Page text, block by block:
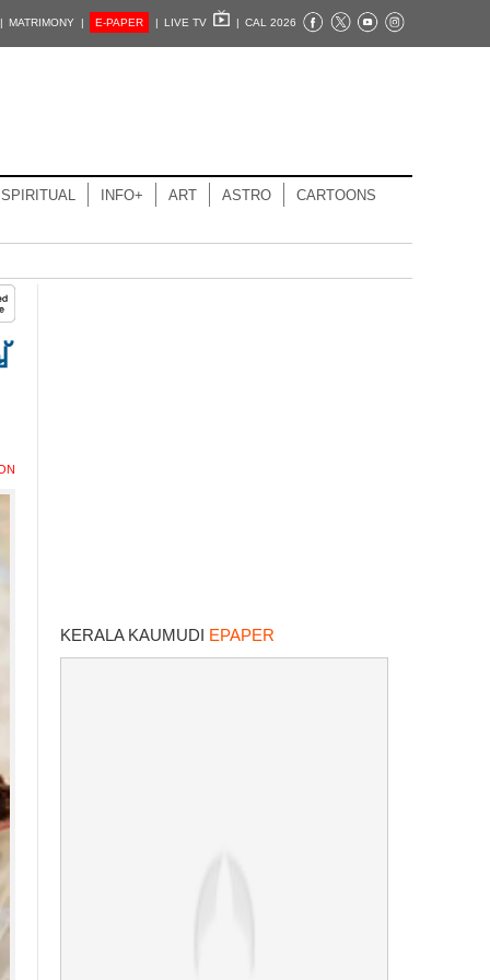
| MATRIMONY | E-PAPER | LIVE TV | CAL 2026
SPIRITUAL INFO+ ART ASTRO CARTOONS
KERALA KAUMUDI EPAPER